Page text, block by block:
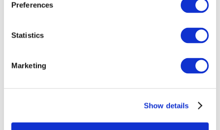
Preferences
Statistics
Marketing
Show details
Informationen hat für uns höchste Priorität. Deine Daten
bleiben sicher, konform und unter deiner Kontrolle.